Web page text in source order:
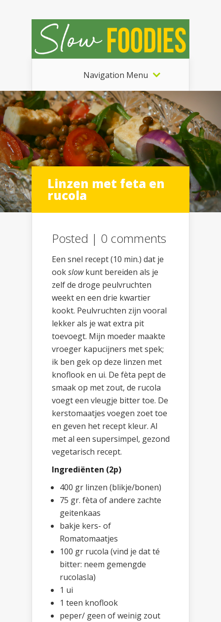
Navigation Menu
Linzen met feta en
rucola
Posted | 0 comments
Een snel recept (10 min.) dat je
ookslowkunt bereiden als je
zelf de droge peulvruchten
weekt en een drie kwartier
kookt. Peulvruchten zijn vooral
lekker als je wat extra pit
toevoegt. Mijn moeder maakte
vroeger kapucijners met spek;
ik ben gek op deze linzen met
knoflook en ui. De fèta pept de
smaak op met zout, de rucola
voegt een vleugje bitter toe. De
kerstomaatjes voegen zoet toe
en geven het recept kleur. Al
met al een supersimpel, gezond
vegetarisch recept.
Ingrediënten (2p)
400 gr linzen (blikje/bonen)
75 gr. fèta of andere zachte
geitenkaas
bakje kers- of
Romatomaatjes
100 gr rucola (vind je dat té
bitter: neem gemengde
rucolasla)
1 ui
1 teen knoflook
peper/ geen of weinig zout